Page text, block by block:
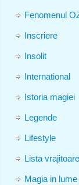
Fenomenul
Inscriere
Insolit
International
Istoria magiei
Legende
Lifestyle
Lista
Magia in lume